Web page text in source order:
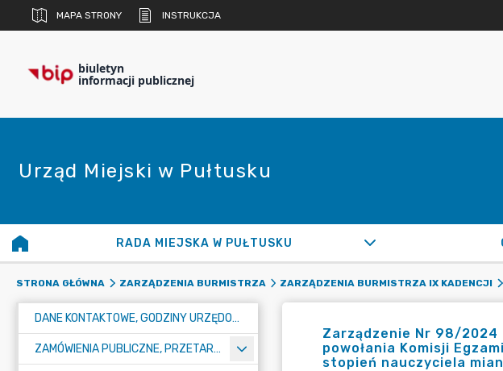
MAPA STRONY INSTRUKCJA
biuletyn
informacji publicznej
Urząd Miejski w Pułtusku
RADA MIEJSKA W PUŁTUSKU
STRONA GŁÓWNA ZARZĄDZENIA BURMISTRZA ZARZĄDZENIA BURMISTRZA IX KADENCJI
DANE KONTAKTOWE, GODZINY URZĘDOWANIA I NUMER KONTA BANKOWEGO
ZAMÓWIENIA PUBLICZNE, PRZETARGI, KONKURSY
Zarządzenie Nr 98/2024
powołania Komisji
stopień nauczyciela